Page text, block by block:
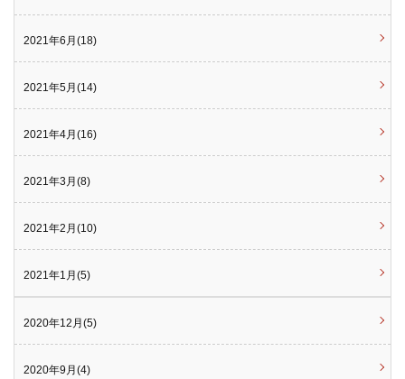
2021年6月(18)
2021年5月(14)
2021年4月(16)
2021年3月(8)
2021年2月(10)
2021年1月(5)
2020年12月(5)
2020年9月(4)